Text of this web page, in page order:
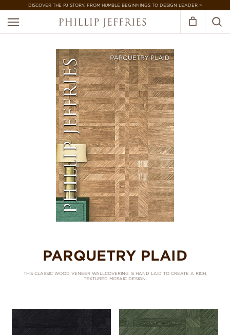
DISCOVER THE PJ STORY, FROM HUMBLE BEGINNINGS TO DESIGN LEADER >
PARQUETRY PLAID
THIS CLASSIC WOOD VENEER WALLCOVERING IS HAND LAID TO CREATE A RICH,
TEXTURED MOSAIC DESIGN.